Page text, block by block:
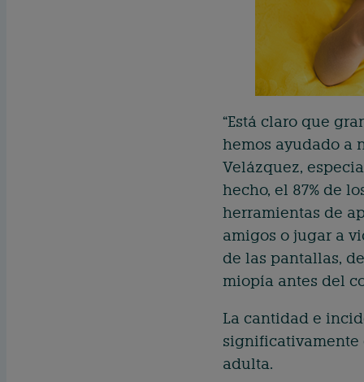
“Está claro que
hemos ayudado a
Velázquez,
hecho, el 87% de
herramientas de
amigos o jugar a
de las pantallas,
miopía antes del
La cantidad e
significativamente
adulta.